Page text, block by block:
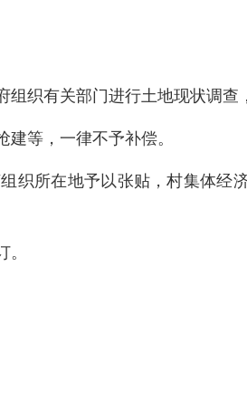
组织有关部门进行土地现状调查
等，一律不予补偿。
所在地予以张贴，村集体经